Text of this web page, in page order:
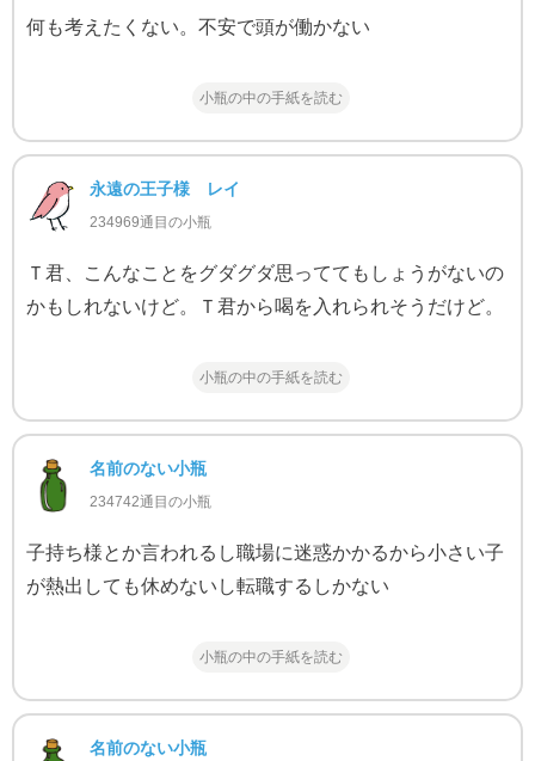
何も考えたくない。不安で頭が働かない
小瓶の中の手紙を読む
永遠の王子様 レイ
234969通目の小瓶
Ｔ君、こんなことをグダグダ思っててもしょうがないの
かもしれないけど。Ｔ君から喝を入れられそうだけど。
小瓶の中の手紙を読む
名前のない小瓶
234742通目の小瓶
子持ち様とか言われるし職場に迷惑かかるから小さい子
が熱出しても休めないし転職するしかない
小瓶の中の手紙を読む
名前のない小瓶